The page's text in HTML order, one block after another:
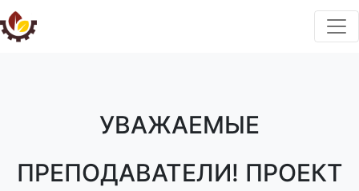
УВАЖАЕМЫЕ
ПРЕПОДАВАТЕЛИ! ПРОЕКТ